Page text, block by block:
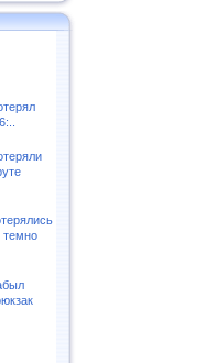
темно